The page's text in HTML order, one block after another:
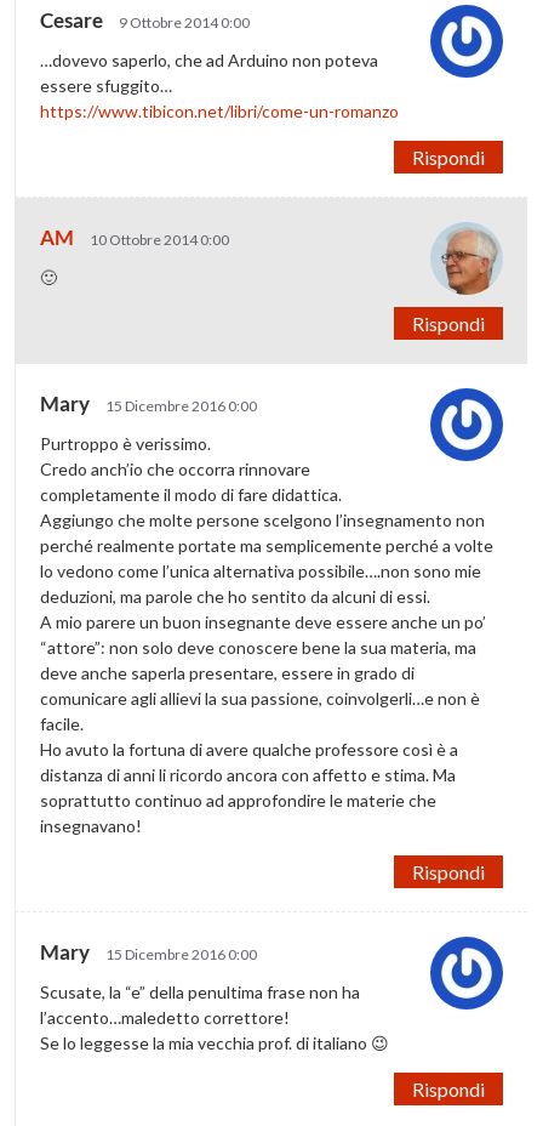
Cesare 9 Ottobre 2014 0:00
…dovevo saperlo, che ad Arduino non poteva
essere sfuggito…
https://www.tibicon.net/libri/come-un-romanzo
Rispondi
AM 10 Ottobre 2014 0:00
🙂
Rispondi
Mary 15 Dicembre 2016 0:00
Purtroppo è verissimo.
Credo anch’io che occorra rinnovare
completamente il modo di fare didattica.
Aggiungo che molte persone scelgono l’insegnamento non
perché realmente portate ma semplicemente perché a volte
lo vedono come l’unica alternativa possibile….non sono mie
deduzioni, ma parole che ho sentito da alcuni di essi.
A mio parere un buon insegnante deve essere anche un po’
“attore”: non solo deve conoscere bene la sua materia, ma
deve anche saperla presentare, essere in grado di
comunicare agli allievi la sua passione, coinvolgerli…e non è
facile.
Ho avuto la fortuna di avere qualche professore così è a
distanza di anni li ricordo ancora con affetto e stima. Ma
soprattutto continuo ad approfondire le materie che
insegnavano!
Rispondi
Mary 15 Dicembre 2016 0:00
Scusate, la “e” della penultima frase non ha
l’accento…maledetto correttore!
Se lo leggesse la mia vecchia prof. di italiano 😉
Rispondi